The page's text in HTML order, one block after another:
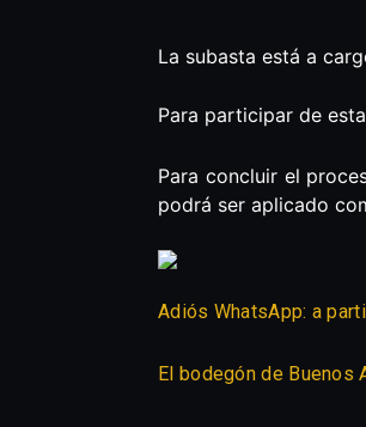
La subasta está a
Para participar de
Para concluir el
podrá ser aplicado
Adiós WhatsApp: a
El bodegón de Buenos